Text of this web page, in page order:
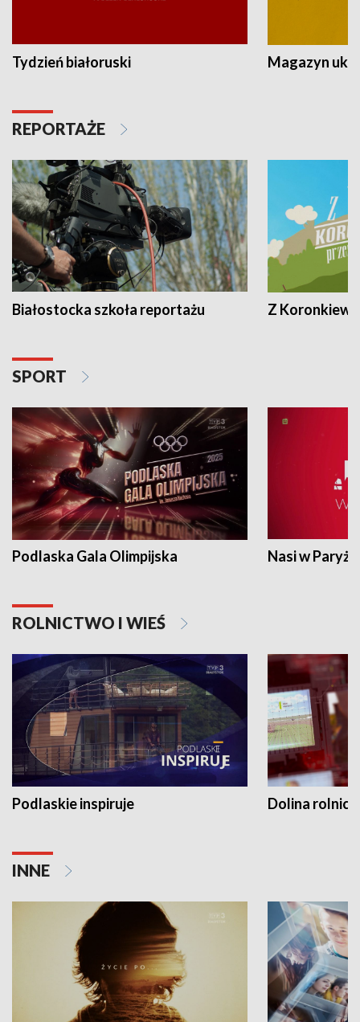
Tydzień białoruski Magazyn
REPORTAŻE
Białostocka szkoła reportażu Z
SPORT
Podlaska Gala Olimpijska Nasi w Paryżu
ROLNICTWO I WIEŚ
Podlaskie inspiruje Dolina
INNE